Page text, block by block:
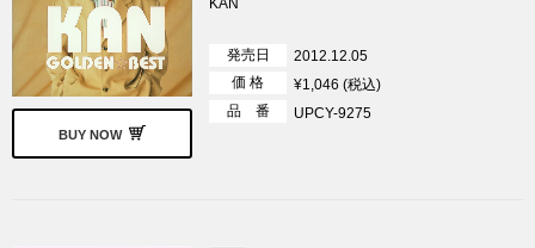
BUY NOW
発売日
2012.12.05
価 格
¥1,046 (税込)
品 番
UPCY-9275